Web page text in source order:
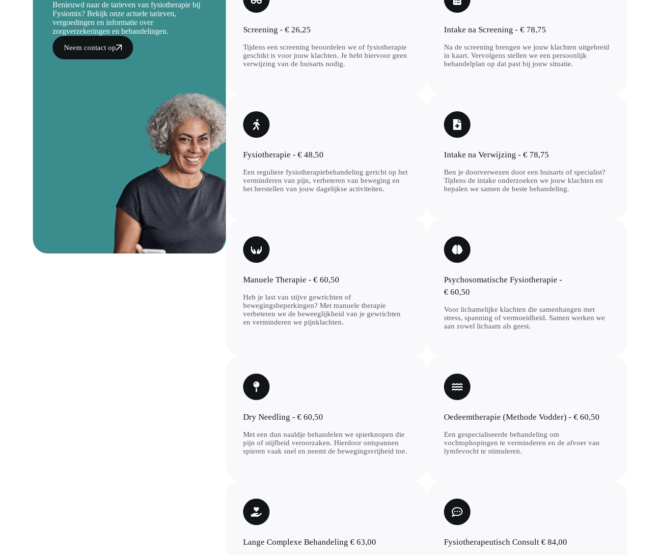
Benieuwd naar de tarieven van fysiotherapie bij
Fysiomix? Bekijk onze actuele tarieven,
vergoedingen en informatie over
zorgverzekeringen en behandelingen.
Neem contact op
Screening - € 26,25
Tijdens een screening beoordelen we of fysiotherapie
geschikt is voor jouw klachten. Je hebt hiervoor geen
verwijzing van de huisarts nodig.
Intake na Screening - € 78,75
Na de screening brengen we jouw klachten uitgebreid
in kaart. Vervolgens stellen we een persoonlijk
behandelplan op dat past bij jouw situatie.
Fysiotherapie - € 48,50
Een reguliere fysiotherapiebehandeling gericht op het
verminderen van pijn, verbeteren van beweging en
het herstellen van jouw dagelijkse activiteiten.
Intake na Verwijzing - € 78,75
Ben je doorverwezen door een huisarts of specialist?
Tijdens de intake onderzoeken we jouw klachten en
bepalen we samen de beste behandeling.
Manuele Therapie - € 60,50
Heb je last van stijve gewrichten of
bewegingsbeperkingen? Met manuele therapie
verbeteren we de beweeglijkheid van je gewrichten
en verminderen we pijnklachten.
Psychosomatische Fysiotherapie -
€ 60,50
Voor lichamelijke klachten die samenhangen met
stress, spanning of vermoeidheid. Samen werken we
aan zowel lichaam als geest.
Dry Needling - € 60,50
Met een dun naaldje behandelen we spierknopen die
pijn of stijfheid veroorzaken. Hierdoor ontspannen
spieren vaak snel en neemt de bewegingsvrijheid toe.
Oedeemtherapie (Methode Vodder) - € 60,50
Een gespecialiseerde behandeling om
vochtophopingen te verminderen en de afvoer van
lymfevocht te stimuleren.
Lange Complexe Behandeling € 63,00 Fysiotherapeutisch Consult € 84,00